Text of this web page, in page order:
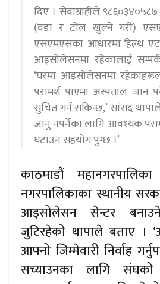
दिए । सेवाग्राहीले
(वडा र टोल खुल्ने गरी)
एसएमएसका आधारमा ‘हेल्थ
आइसोलेसनमा रहेकालाई
‘घरमा आइसोलेसनमा
परामर्श पाएमा अस्पताल जान
सुचित गर्न सकिन्छ,’ सांसद
जानु नपर्नेका लागि आवश्यक
घटाउन सहयोग पुग्छ ।’
काठमाडौं
नगरपालिकाका स्थानीय
आइसोलेसन सेन्टर
जुटिरहेको थापाले बताए ।
आफ्नो जिम्मेवारी निर्वाह
सच्याउनका लागि